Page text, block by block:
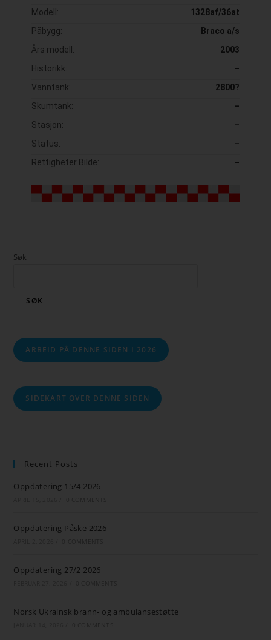
Modell:
1328af/36at
Påbygg:
Braco a/s
Års modell:
2003
Historikk:
–
Vanntank:
2800?
Skumtank:
–
Stasjon:
–
Status:
–
Rettigheter Bilde:
–
Søk
SØK
ARBEID PÅ DENNE SIDEN I 2026
SIDEKART OVER DENNE SIDEN
Recent Posts
Oppdatering 15/4 2026
Oppdatering Påske 2026
Oppdatering 27/2 2026
Norsk Ukrainsk brann- og ambulansestøtte